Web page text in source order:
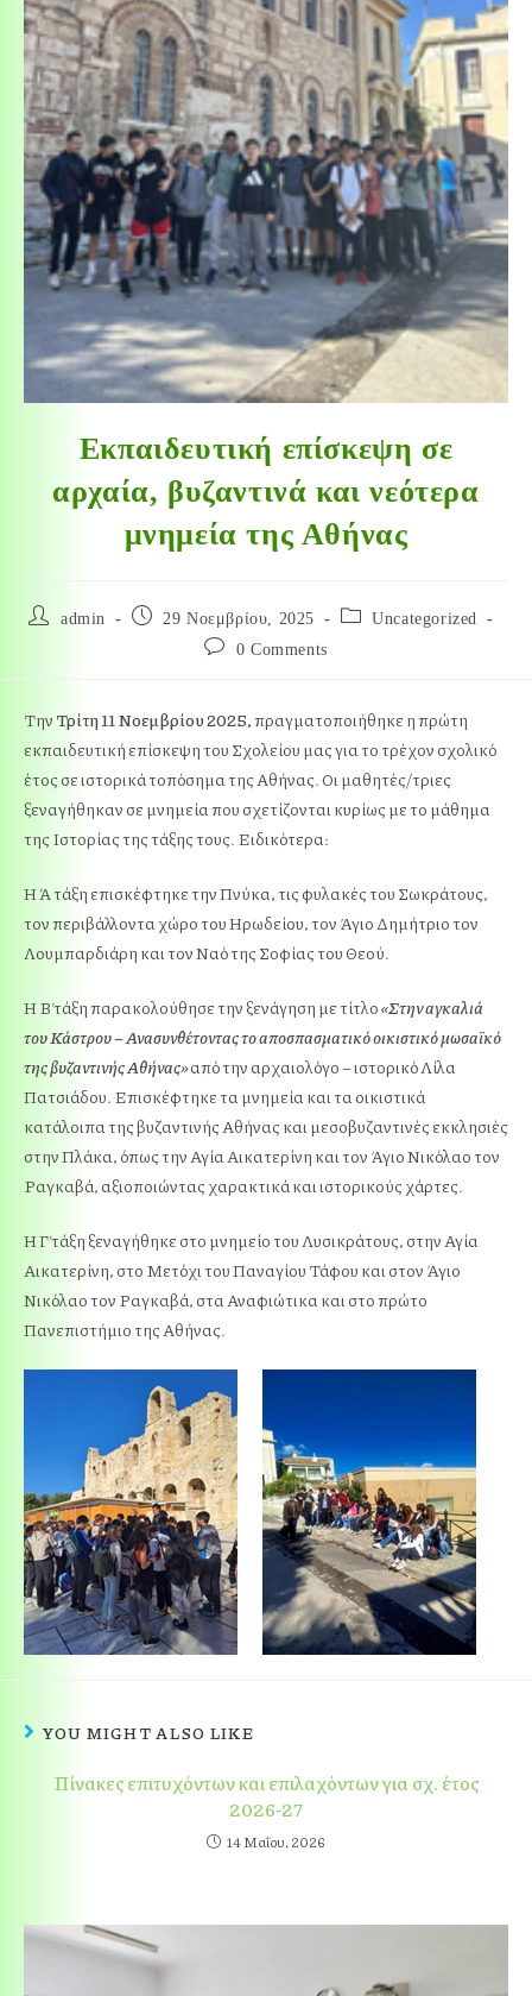
Εκπαιδευτική επίσκεψη σε
αρχαία, βυζαντινά και νεότερα
μνημεία της Αθήνας
admin 29 Νοεμβρίου, 2025
Uncategorized
0 Comments
Την Τρίτη 11 Νοεμβρίου 2025,πραγματοποιήθηκε η πρώτη
εκπαιδευτική επίσκεψη του Σχολείου μας για το τρέχον σχολικό
έτος σε ιστορικά τοπόσημα της Αθήνας. Οι μαθητές/τριες
ξεναγήθηκαν σε μνημεία που σχετίζονται κυρίως με το μάθημα
της Ιστορίας της τάξης τους. Ειδικότερα:
Η Α΄ τάξη επισκέφτηκε την Πνύκα, τις φυλακές του Σωκράτους,
τον περιβάλλοντα χώρο του Ηρωδείου, τον Άγιο Δημήτριο τον
Λουμπαρδιάρη και τον Ναό της Σοφίας του Θεού.
Η Β΄ τάξη παρακολούθησε την ξενάγηση με τίτλο«Στην αγκαλιά
του Κάστρου – Ανασυνθέτοντας το αποσπασματικό οικιστικό μωσαϊκό
της βυζαντινής Αθήνας»από την αρχαιολόγο – ιστορικό Λίλα
Πατσιάδου. Επισκέφτηκε τα μνημεία και τα οικιστικά
κατάλοιπα της βυζαντινής Αθήνας και μεσοβυζαντινές εκκλησιές
στην Πλάκα, όπως την Αγία Αικατερίνη και τον Άγιο Νικόλαο τον
Ραγκαβά, αξιοποιώντας χαρακτικά και ιστορικούς χάρτες.
Η Γ΄ τάξη ξεναγήθηκε στο μνημείο του Λυσικράτους, στην Αγία
Αικατερίνη, στο Μετόχι του Παναγίου Τάφου και στον Άγιο
Νικόλαο τον Ραγκαβά, στα Αναφιώτικα και στο πρώτο
Πανεπιστήμιο της Αθήνας.
YOU MIGHT ALSO LIKE
Πίνακες επιτυχόντων και επιλαχόντων για σχ. έτος
2026-27
14 Μαΐου, 2026